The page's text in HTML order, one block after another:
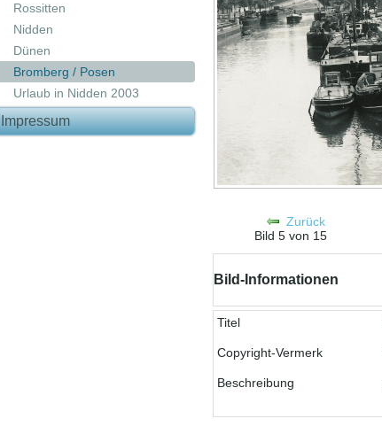
Rossitten
Nidden
Dünen
Bromberg / Posen
Urlaub in Nidden 2003
Impressum
Zurück
Bild 5 von 15
Bild-Informationen
Titel
Copyright-Vermerk
Beschreibung